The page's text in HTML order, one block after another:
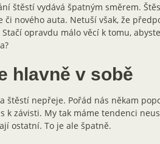
štěstí vydává špatným směrem.
či nového auta. Netuší však, že
opravdu málo věcí k tomu,
hlavně v sobě
štěstí nepřeje. Pořád nás někam
k závisti. My tak máme tendenci
ostatní. To je ale špatně.